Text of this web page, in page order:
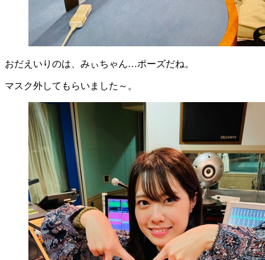
おだえいりのは、みぃちゃん…ポーズだね。
マスク外してもらいました～。